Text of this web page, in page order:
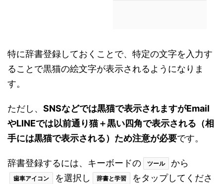
特に辞書登録しておくことで、特定の文字を入力す
ることで黒猫の絵文字が表示されるようになりま
す。
ただし、 SNSなどでは黒猫で表示されますがEmail
やLINEでは以前通り猫＋黒い四角で表示される（相
手には黒猫で表示される）ため注意が必要です。
辞書登録するには、キーボードの ツール から
歯車アイコン を選択し 辞書と学習
をタップしてくださ